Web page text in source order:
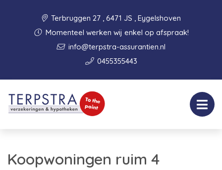
Terbruggen 27 , 6471 JS , Eygelshoven
Momenteel werken wij enkel op afspraak!
info@terpstra-assurantien.nl
0455355443
Koopwoningen ruim 4